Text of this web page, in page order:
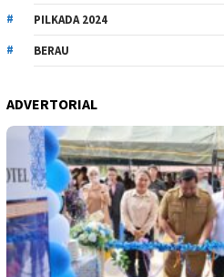
PILKADA 2024
BERAU
ADVERTORIAL